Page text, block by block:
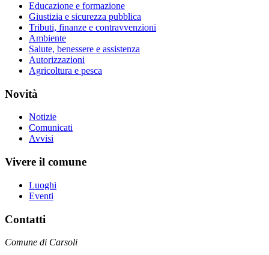
Educazione e formazione
Giustizia e sicurezza pubblica
Tributi, finanze e contravvenzioni
Ambiente
Salute, benessere e assistenza
Autorizzazioni
Agricoltura e pesca
Novità
Notizie
Comunicati
Avvisi
Vivere il comune
Luoghi
Eventi
Contatti
Comune di Carsoli